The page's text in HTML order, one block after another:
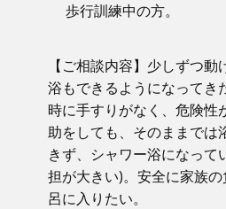
歩行訓練中の方。
【ご相談内容】少しずつ
浴もできるようになってき
時に手すりがなく、危険性
助をしても、そのままでは
きず、シャワー浴になって
担が大きい)。安全に家族
呂に入りたい。